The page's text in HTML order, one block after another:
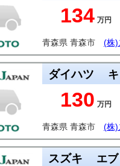
134 万円
青森県 青森市 (株)
ダイハツ
130 万円
青森県 青森市 (株)
スズキ エ